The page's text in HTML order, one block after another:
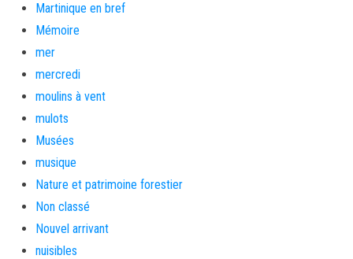
Martinique en bref
Mémoire
mer
mercredi
moulins à vent
mulots
Musées
musique
Nature et patrimoine forestier
Non classé
Nouvel arrivant
nuisibles